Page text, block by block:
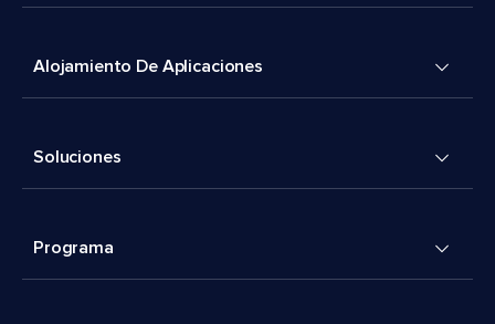
Alojamiento De Aplicaciones
Soluciones
Programa